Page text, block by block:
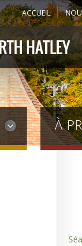
ACCUEIL
À